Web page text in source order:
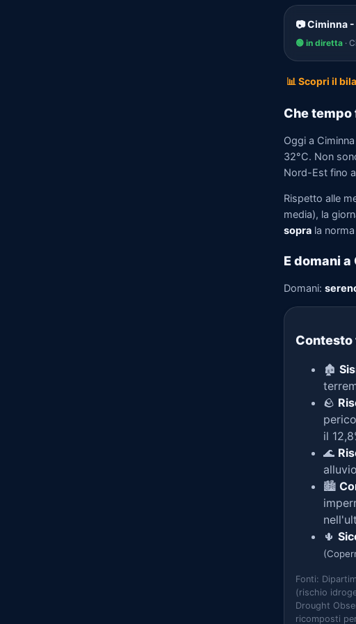
📷 Ciminna
🟢 in diretta ·
📊 Scopri il
Che tempo
Oggi a
32°C. Non
Nord-Est fino
Rispetto alle
media), la
sopra la
E domani a
Domani:
🏚️
🪨
il
🌊
🏙️
🌵
Fonti:
(rischio
Drought
ricomposti